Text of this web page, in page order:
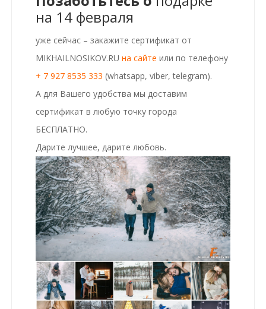
на 14 февраля
уже сейчас – закажите сертификат от
MIKHAILNOSIKOV.RU на сайте или по телефону
+ 7 927 8535 333 (whatsapp, viber, telegram).
А для Вашего удобства мы доставим
сертификат в любую точку города
БЕСПЛАТНО.
Дарите лучшее, дарите любовь.